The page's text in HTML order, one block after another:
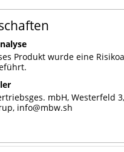
Produkt wurde eine
mbH, Westerfeld
info@mbw.sh